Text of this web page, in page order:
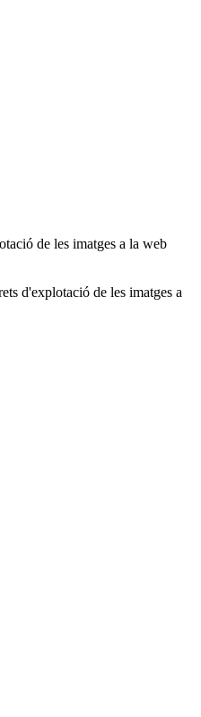
de les imatges a la web
d'explotació de les imatges a